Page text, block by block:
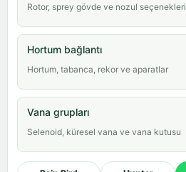
Rotor, sprey gövde ve nozul seçenekleri
Hortum bağlantı
Hortum, tabanca, rekor ve aparatlar
Vana grupları
Selenoid, küresel vana ve vana kutusu